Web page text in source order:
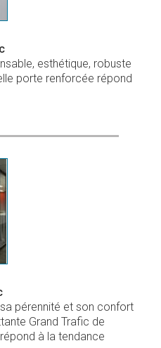
esthétique, robuste
porte renforcée répond
pérennité et son confort
Grand Trafic de
à la tendance